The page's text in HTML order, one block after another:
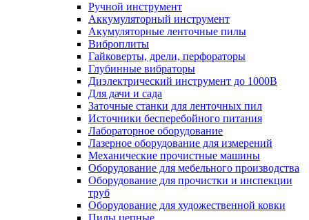
Ручной инструмент
Аккумуляторный инструмент
Акумуляторные ленточные пилы
Виброплиты
Гайковерты, дрели, перфораторы
Глубинные вибраторы
Диэлектрический инструмент до 1000В
Для дачи и сада
Заточные станки для ленточных пил
Источники бесперебойного питания
Лабораторное оборудование
Лазерное оборудование для измерений
Механические прочистные машины
Оборудование для мебельного производства
Оборудование для прочистки и инспекции
труб
Оборудование для художественной ковки
Пилы цепные